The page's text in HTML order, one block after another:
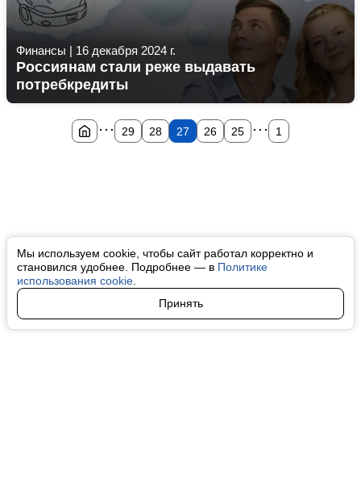
Мы используем cookie, чтобы сайт работал корректно и
становился удобнее. Подробнее — в Политике
использования cookie
Принять
Финансы | 16 декабря 2024 г.
Россиянам стали реже выдавать
потребкредиты
... 29 28 27 26 25 ... 1